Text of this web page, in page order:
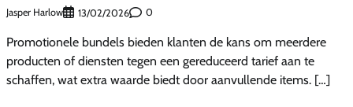
Jasper Harlow 13/02/2026 0
Promotionele bundels bieden klanten de kans om meerdere
producten of diensten tegen een gereduceerd tarief aan te
schaffen, wat extra waarde biedt door aanvullende items. […]